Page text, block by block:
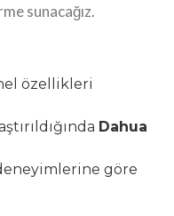
sunacağız.
özellikleri
Dahua
göre